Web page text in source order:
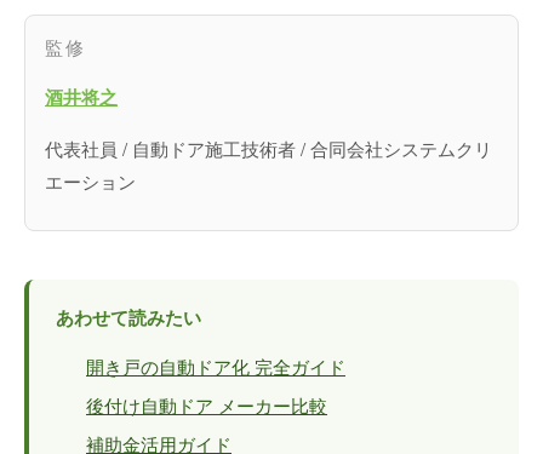
監修
酒井将之
代表社員 / 自動ドア施工技術者 / 合同会社システムクリ
エーション
あわせて読みたい
開き戸の自動ドア化 完全ガイド
後付け自動ドア メーカー比較
補助金活用ガイド